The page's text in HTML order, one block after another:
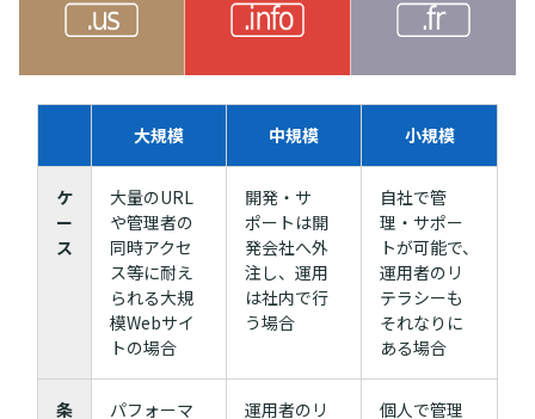
大規模 中規模 小規模
ケ
ー
ス
大量のURL
や管理者の
同時アクセ
ス等に耐え
られる大規
模Webサイ
トの場合
開発・サ
ポートは開
発会社へ外
注し、運用
は社内で行
う場合
自社で管
理・サポー
トが可能で、
運用者のリ
テラシーも
それなりに
ある場合
条
パフォーマ
運用者のリ
個人で管理